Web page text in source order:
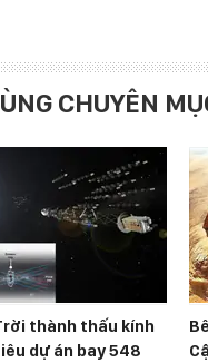
CHUYÊN
thành thấu kính
dự án bay 548